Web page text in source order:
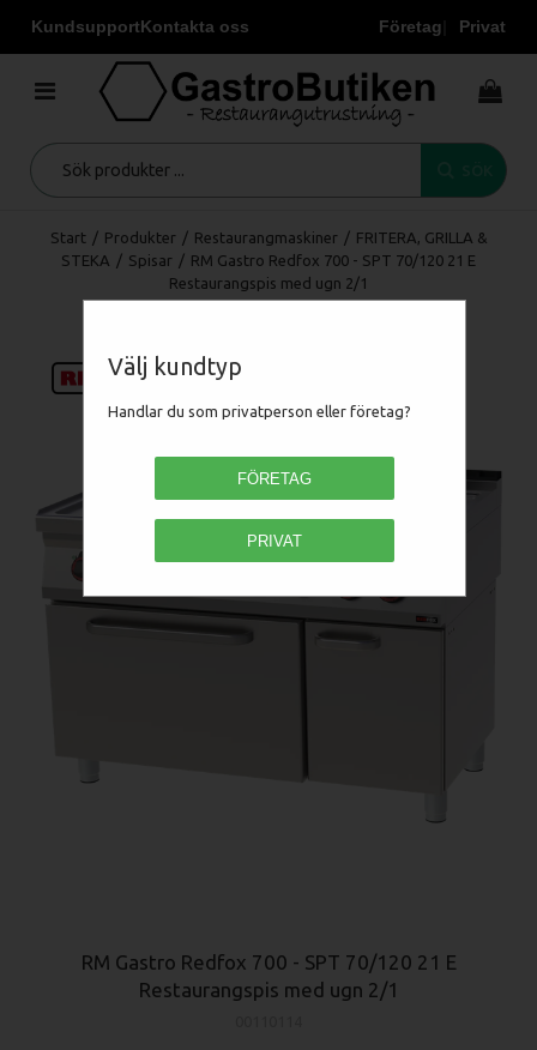
KundsupportKontakta oss Företag Privat
Välj kundtyp
Handlar du som privatperson eller företag?
FÖRETAG
PRIVAT
Start / Produkter / Restaurangmaskiner / FRITERA, GRILLA &
STEKA / Spisar / RM Gastro Redfox 700 - SPT 70/120 21 E
Restaurangspis med ugn 2/1
RM Gastro Redfox 700 - SPT 70/120 21 E
Restaurangspis med ugn 2/1